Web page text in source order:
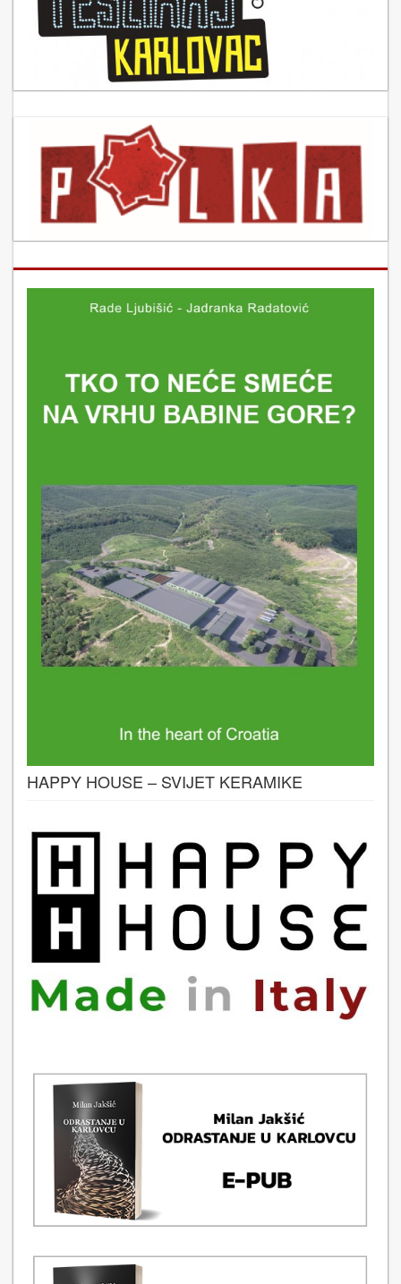
HAPPY HOUSE – SVIJET KERAMIKE